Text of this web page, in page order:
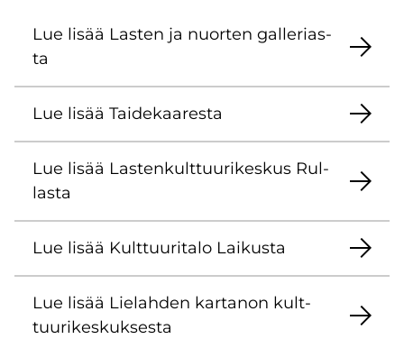
Lue lisää Las­ten ja nuor­ten gal­le­rias­
ta
Lue lisää Tai­de­kaa­res­ta
Lue lisää Las­ten­kult­tuu­ri­kes­kus Rul­
las­ta
Lue lisää Kult­tuu­ri­ta­lo Lai­kus­ta
Lue lisää Lie­lah­den kar­ta­non kult­
tuu­ri­kes­kuk­ses­ta